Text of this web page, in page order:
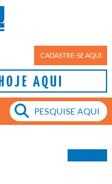
CADASTRE-SE AQUI
HOJE AQUI